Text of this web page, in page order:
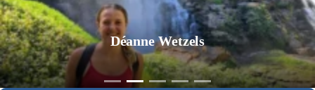
Déanne Wetzels